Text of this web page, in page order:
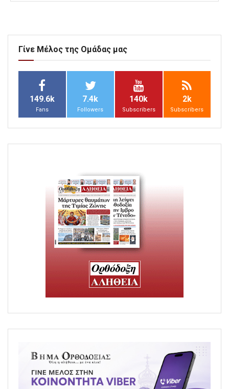
Γίνε Μέλος της Ομάδας μας
149.6k
Fans
7.4k
Followers
140k
Subscribers
2k
Subscribers